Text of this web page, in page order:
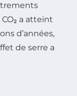
a atteint
d’années,
de serre a